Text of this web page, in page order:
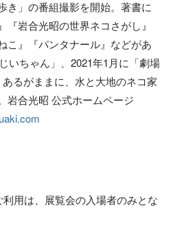
き」の番組撮影を開始。著書に
『岩合光昭の世界ネコさがし』
こ』『パンタナール』などがあ
いちゃん」、2021年1月に「劇場
るがままに、水と大地のネコ家
岩合光昭 公式ホームページ
用は、展覧会の入場者のみとな